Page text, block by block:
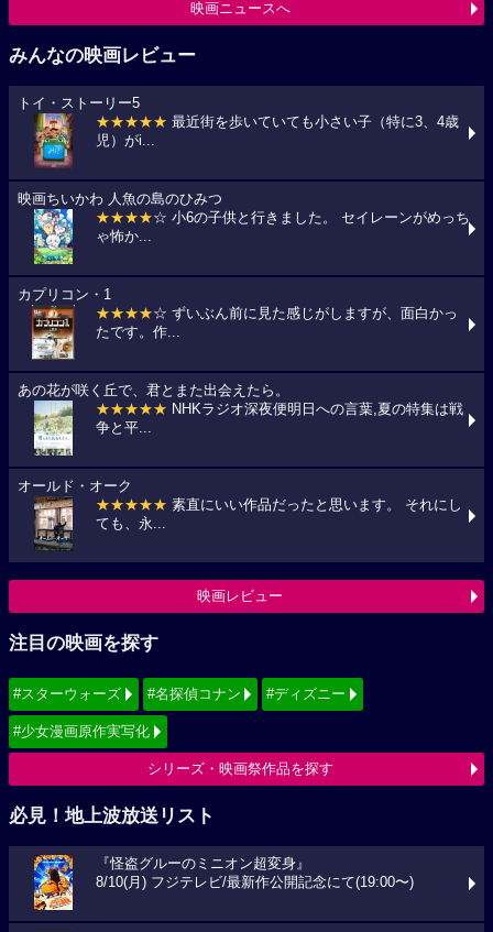
映画ニュースへ
みんなの映画レビュー
トイ・ストーリー5
★★★★★ 最近街を歩いていても小さい子（特に3、4歳
児）がi...
映画ちいかわ 人魚の島のひみつ
★★★★☆ 小6の子供と行きました。 セイレーンがめっち
ゃ怖か...
カプリコン・1
★★★★☆ ずいぶん前に見た感じがしますが、面白かっ
たです。作...
あの花が咲く丘で、君とまた出会えたら。
★★★★★ NHKラジオ深夜便明日への言葉,夏の特集は戦
争と平...
オールド・オーク
★★★★★ 素直にいい作品だったと思います。 それにし
ても、永...
映画レビュー
注目の映画を探す
#スターウォーズ #名探偵コナン #ディズニー
#少女漫画原作実写化
シリーズ・映画祭作品を探す
必見！地上波放送リスト
『怪盗グルーのミニオン超変身』
8/10(月) フジテレビ/最新作公開記念にて(19:00〜)